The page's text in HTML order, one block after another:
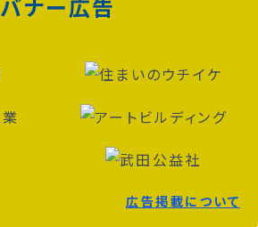
バナー広告
広告掲載について